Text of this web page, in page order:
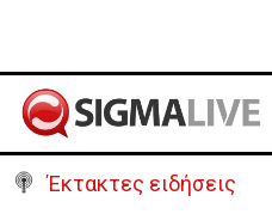
Έκτακτες ειδήσεις